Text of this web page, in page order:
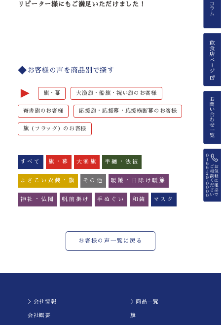
リピーター様にもご満足いただけました！
お客様の声を商品別で探す
► 旗・幕 大漁旗・船旗・祝い旗のお客様
寄書旗のお客様 応援旗・応援幕・応援横断幕のお客様
旗（フラッグ）のお客様
すべて 旗・幕 大漁旗 半纏・法被
よさこい衣装・旗 その他 暖簾・日除け暖簾
神社・仏閣 帆前掛け 手ぬぐい 和装 マスク
お客様の声一覧に戻る
＞会社情報
会社概要
＞商品一覧
旗